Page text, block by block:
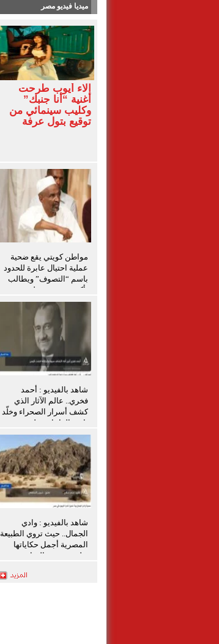
ميديا فيديو مصر
آلاء أيوب طرحت
أغنية “أنا جنبك”
وكليب سينمائي من
توقيع بتول عرفة
مواطن كويتي يقع ضحية
عملية احتيال عابرة للحدود
باسم “التصوف” ويطالب
بأكثر من نصف مليون
بمساعدة شخصيات دينية
شاهد بالفيديو : أحمد
فخري.. عالم الآثار الذي
كشف أسرار الصحراء وخلّد
تاريخ الواحات تعليق شيرين
الشافعي
شاهد بالفيديو : وادي
الجمال.. حيث تروي الطبيعة
المصرية أجمل حكاياتها
تعليق شيرين الشافعى